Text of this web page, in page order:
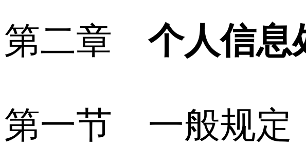
第二章个人信息
第一节 一般规定